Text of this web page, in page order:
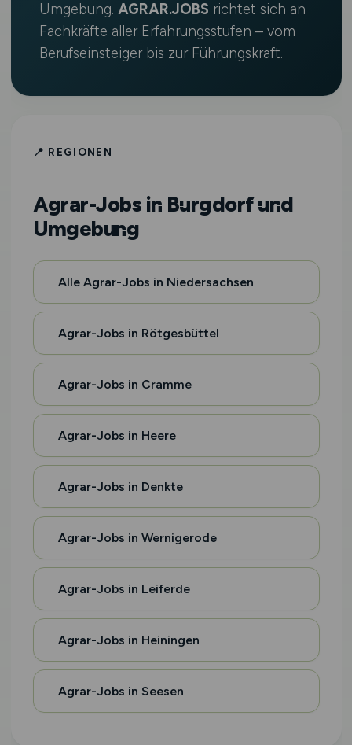
Umgebung. AGRAR.JOBS richtet sich an
Fachkräfte aller Erfahrungsstufen – vom
Berufseinsteiger bis zur Führungskraft.
📍 REGIONEN
Agrar-Jobs in Burgdorf und
Umgebung
Alle Agrar-Jobs in Niedersachsen
Agrar-Jobs in Rötgesbüttel
Agrar-Jobs in Cramme
Agrar-Jobs in Heere
Agrar-Jobs in Denkte
Agrar-Jobs in Wernigerode
Agrar-Jobs in Leiferde
Agrar-Jobs in Heiningen
Agrar-Jobs in Seesen